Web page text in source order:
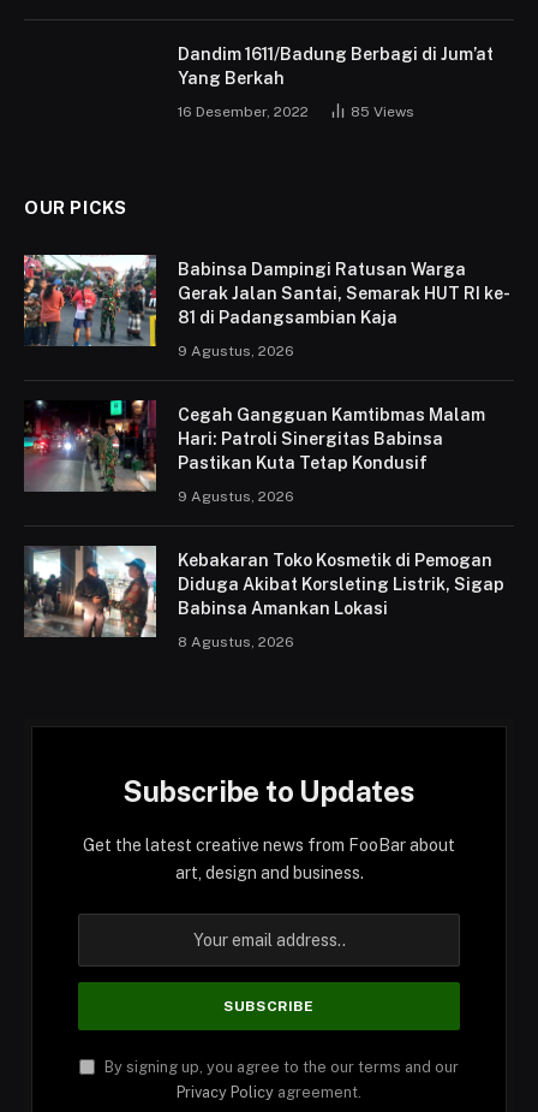
Dandim 1611/Badung Berbagi di Jum’at
Yang Berkah
16 Desember, 2022 85 Views
OUR PICKS
Babinsa Dampingi Ratusan Warga
Gerak Jalan Santai, Semarak HUT RI ke-
81 di Padangsambian Kaja
9 Agustus, 2026
Cegah Gangguan Kamtibmas Malam
Hari: Patroli Sinergitas Babinsa
Pastikan Kuta Tetap Kondusif
9 Agustus, 2026
Kebakaran Toko Kosmetik di Pemogan
Diduga Akibat Korsleting Listrik, Sigap
Babinsa Amankan Lokasi
8 Agustus, 2026
Subscribe to Updates
Get the latest creative news from FooBar about
art, design and business.
By signing up, you agree to the our terms and our
Privacy Policy agreement.